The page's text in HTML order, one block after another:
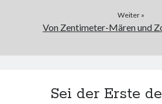
Weiter »
Von Zentimeter-Mären und
Sei der Erste